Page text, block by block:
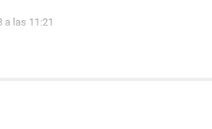
a las 11:21